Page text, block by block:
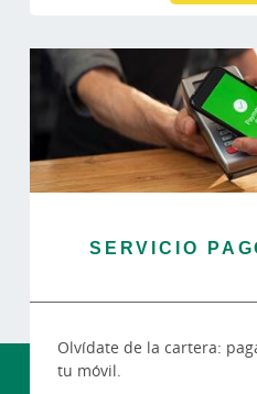
SERVICIO
Olvídate de la cartera:
tu móvil.